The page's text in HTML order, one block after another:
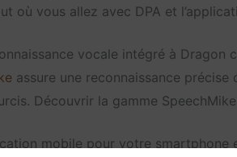
vous allez avec DPA et
vocale intégré à Dragon
assure une reconnaissance
Découvrir la gamme
mobile pour votre